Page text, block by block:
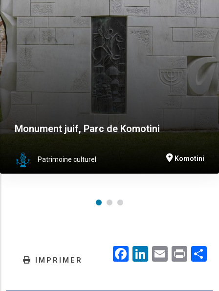
Monument juif, Parc de Komotini
Patrimoine culturel Komotini
IMPRIMER Facebook
LinkedIn
EmailPrint